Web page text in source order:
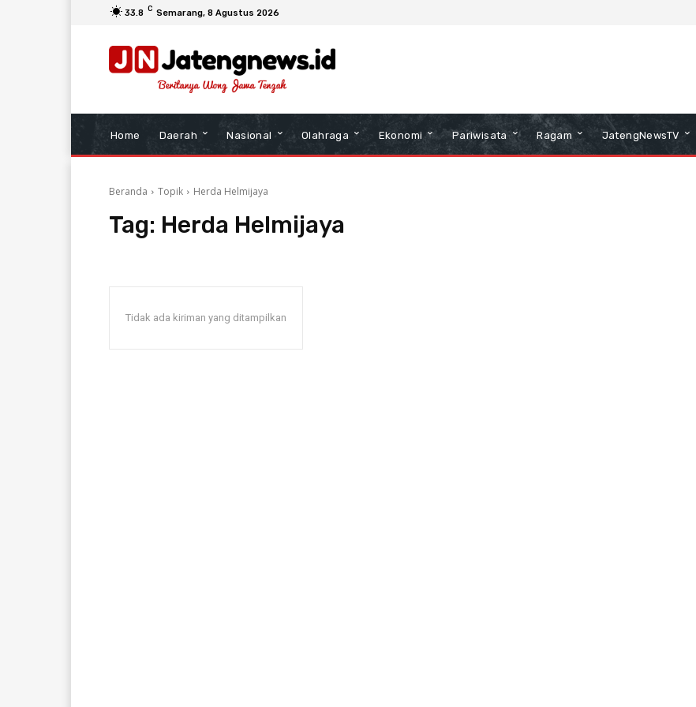
33.8 C Semarang, 8 Agustus 2026
Home Daerah Nasional Olahraga Ekonomi Pariwisata Ragam JatengNewsTV
Beranda Topik Herda Helmijaya
Tag: Herda Helmijaya
Tidak ada kiriman yang ditampilkan